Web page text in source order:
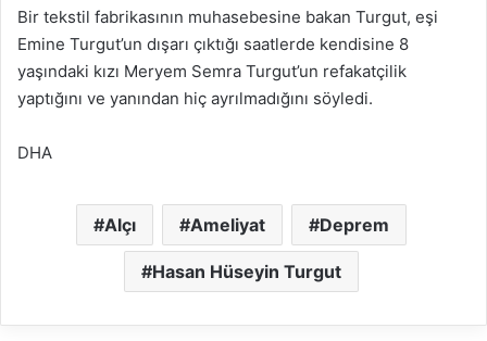
Bir tekstil fabrikasının muhasebesine bakan Turgut, eşi
Emine Turgut’un dışarı çıktığı saatlerde kendisine 8
yaşındaki kızı Meryem Semra Turgut’un refakatçilik
yaptığını ve yanından hiç ayrılmadığını söyledi.
DHA
Alçı Ameliyat Deprem
Hasan Hüseyin Turgut